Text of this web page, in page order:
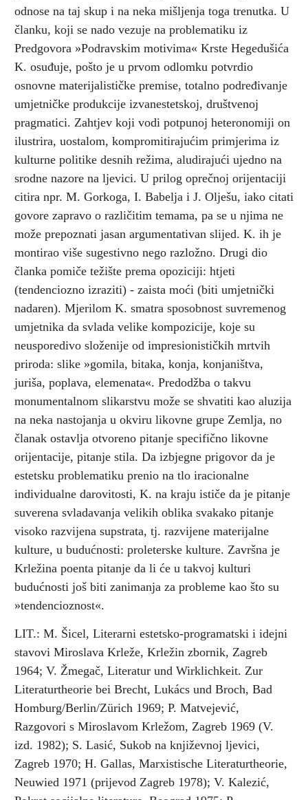
odnose na taj skup i na neka mišljenja toga trenutka. U
članku, koji se nado vezuje na problematiku iz
Predgovora »Podravskim motivima« Krste Hegedušića
K. osuđuje, pošto je u prvom odlomku potvrdio
osnovne materijalističke premise, totalno podređivanje
umjetničke produkcije izvanestetskoj, društvenoj
pragmatici. Zahtjev koji vodi potpunoj heteronomiji on
ilustrira, uostalom, kompromitirajućim primjerima iz
kulturne politike desnih režima, aludirajući ujedno na
srodne nazore na ljevici. U prilog oprečnoj orijentaciji
citira npr. M. Gorkoga, I. Babelja i J. Olješu, iako citati
govore zapravo o različitim temama, pa se u njima ne
može prepoznati jasan argumentativan slijed. K. ih je
montirao više sugestivno nego razložno. Drugi dio
članka pomiče težište prema opoziciji: htjeti
(tendenciozno izraziti) - zaista moći (biti umjetnički
nadaren). Mjerilom K. smatra sposobnost suvremenog
umjetnika da svlada velike kompozicije, koje su
neusporedivo složenije od impresionističkih mrtvih
priroda: slike »gomila, bitaka, konja, konjaništva,
juriša, poplava, elemenata«. Predodžba o takvu
monumentalnom slikarstvu može se shvatiti kao aluzija
na neka nastojanja u okviru likovne grupe Zemlja, no
članak ostavlja otvoreno pitanje specifično likovne
orijentacije, pitanje stila. Da izbjegne prigovor da je
estetsku problematiku prenio na tlo iracionalne
individualne darovitosti, K. na kraju ističe da je pitanje
suverena svladavanja velikih oblika svakako pitanje
visoko razvijena supstrata, tj. razvijene materijalne
kulture, u budućnosti: proleterske kulture. Završna je
Krležina poenta pitanje da li će u takvoj kulturi
budućnosti još biti zanimanja za probleme kao što su
»tendencioznost«.
LIT.: M. Šicel, Literarni estetsko-programatski i idejni
stavovi Miroslava Krleže, Krležin zbornik, Zagreb
1964; V. Žmegač, Literatur und Wirklichkeit. Zur
Literaturtheorie bei Brecht, Lukács und Broch, Bad
Homburg/Berlin/Zürich 1969; P. Matvejević,
Razgovori s Miroslavom Krležom, Zagreb 1969 (V.
izd. 1982); S. Lasić, Sukob na književnoj ljevici,
Zagreb 1970; H. Gallas, Marxistische Literaturtheorie,
Neuwied 1971 (prijevod Zagreb 1978); V. Kalezić,